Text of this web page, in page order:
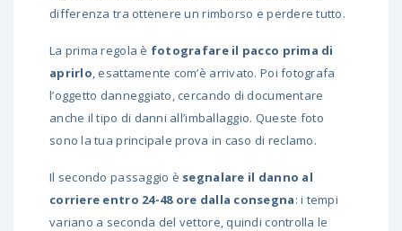
differenza tra ottenere un rimborso e perdere tutto.
La prima regola è fotografare il pacco prima di
aprirlo, esattamente com’è arrivato. Poi fotografa
l’oggetto danneggiato, cercando di documentare
anche il tipo di danni all’imballaggio. Queste foto
sono la tua principale prova in caso di reclamo.
Il secondo passaggio è segnalare il danno al
corriere entro 24-48 ore dalla consegna: i tempi
variano a seconda del vettore, quindi controlla le